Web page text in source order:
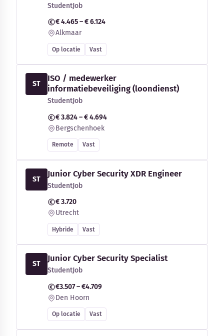
StudentJob
€ 4.465 – € 6.124
Alkmaar
Op locatie Vast
ST
ISO / medewerker
informatiebeveiliging (loondienst)
StudentJob
€ 3.824 – € 4.694
Bergschenhoek
Remote Vast
ST
Junior Cyber Security XDR Engineer
StudentJob
€ 3.720
Utrecht
Hybride Vast
ST
Junior Cyber Security Specialist
StudentJob
€3.507 – €4.709
Den Hoorn
Op locatie Vast